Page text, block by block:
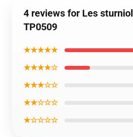
4 reviews for Les
TP0509
★★★★★
★★★★☆
★★★☆☆
★★☆☆☆
★☆☆☆☆